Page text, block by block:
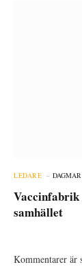
LEDARE
Vaccinfabrik
samhället
Kommentarer är